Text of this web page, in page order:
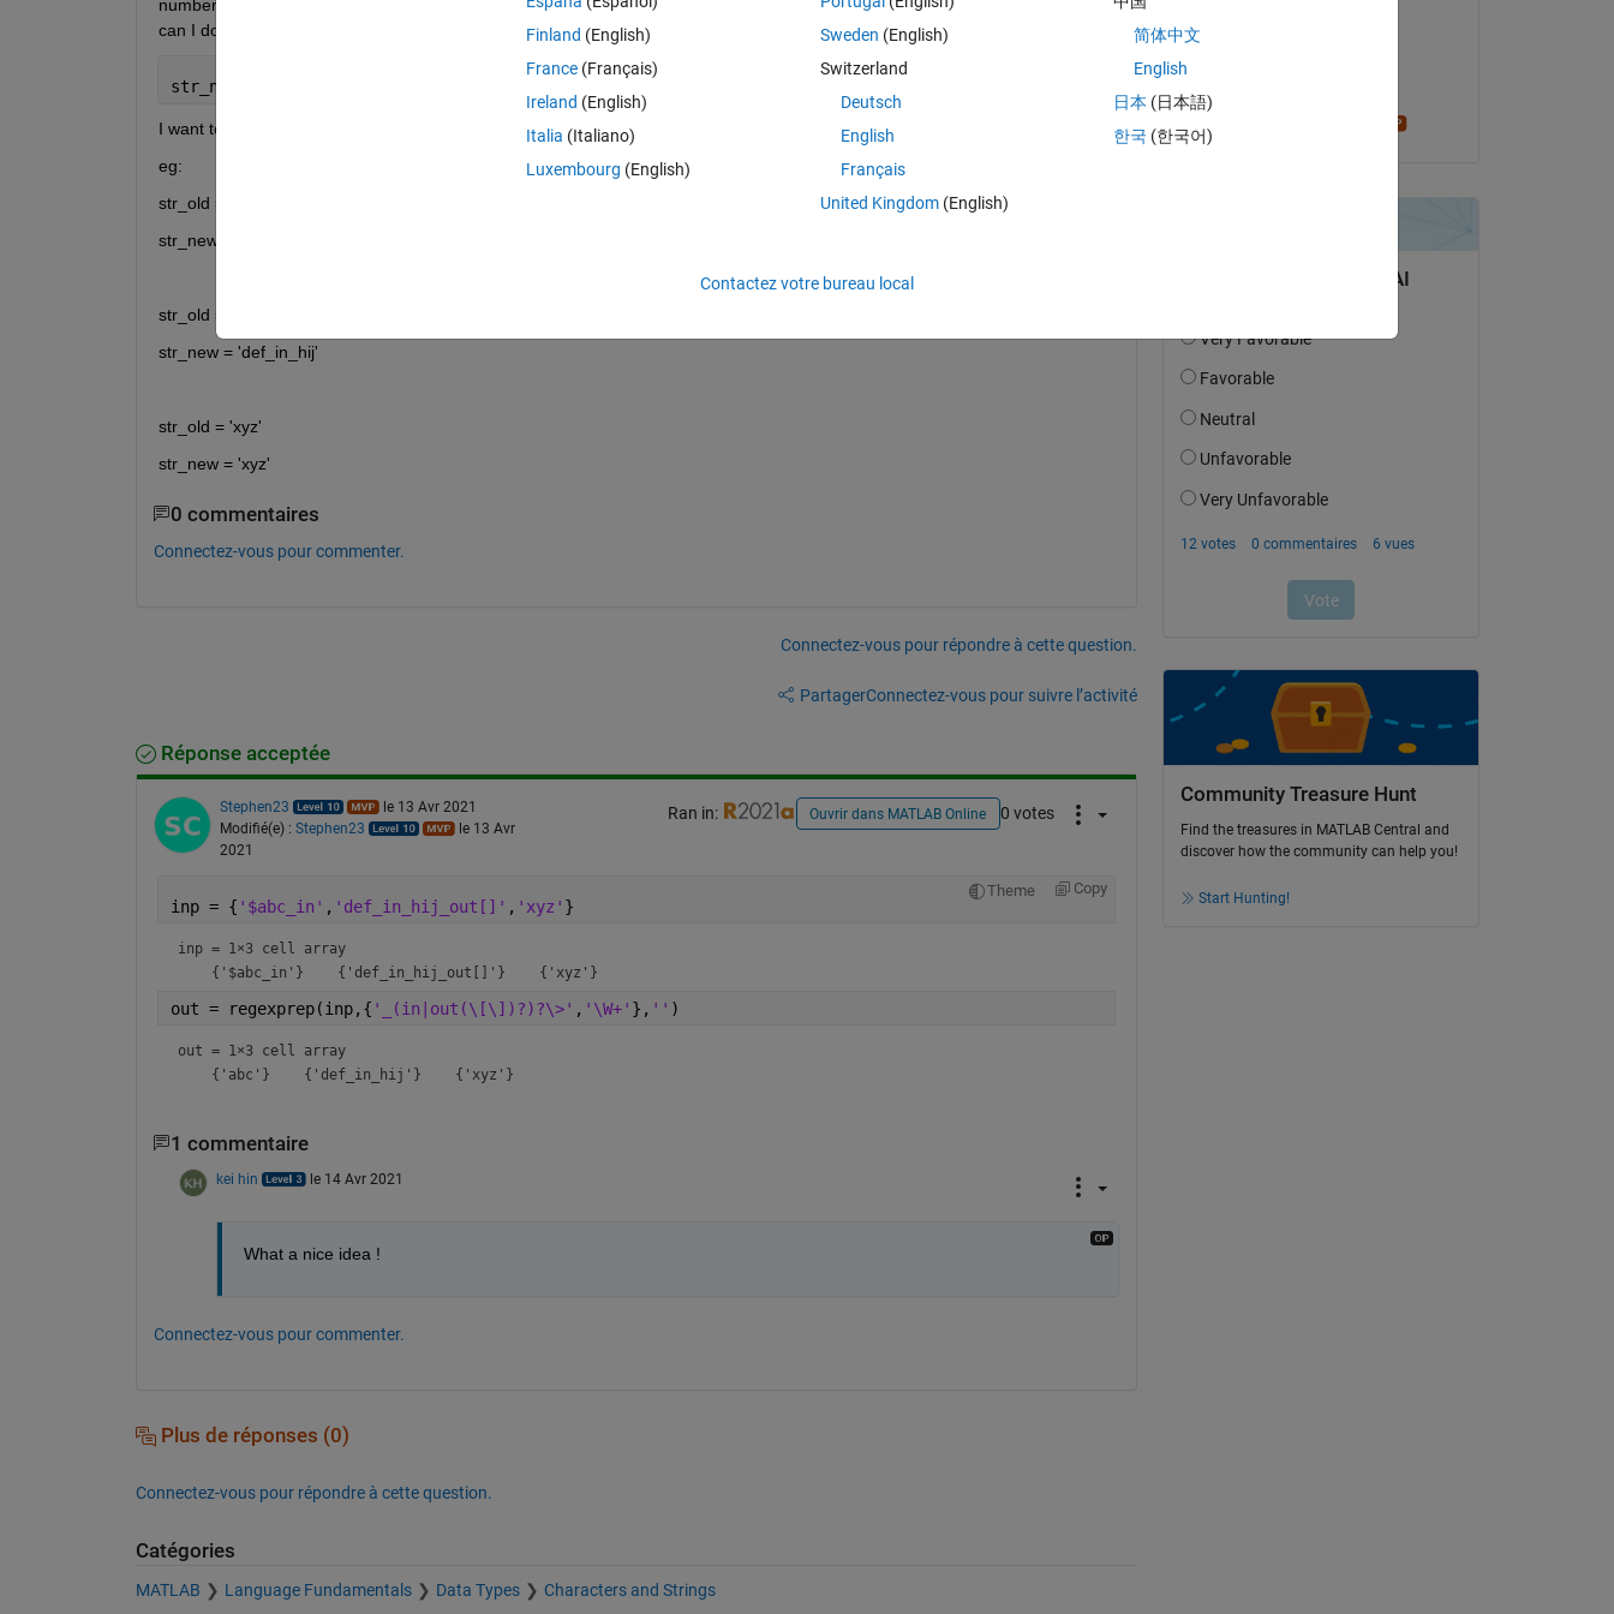
numbers and underscores and end with letters or numbers, but the suffix needs to exclude '_' or '_in' or '_out' or '_out[]', how
can I do that? Thanks.
str_new = regexp(str_old,
I want to use '^' to exclude string in '[ ]' , but it is distinguish only one letter or another...
eg:
str_old = '$abc_in'
str_new = abc
str_old = 'def_in_hij_out[]'
str_new = 'def_in_hij'
str_old = 'xyz'
str_new = 'xyz'
0 commentaires
Connectez-vous pour commenter.
Connectez-vous pour répondre à cette question.
PartagerConnectez-vous pour suivre l’activité
Réponse acceptée
Stephen23
le 13 Avr 2021
Modifié(e) : Stephen23
le 13 Avr
2021
Ran in: Ouvrir dans MATLAB Online 0 votes
Theme Copy
inp = { '$abc_in' , 'def_in_hij_out[]' , 'xyz' }
inp = 1×3 cell array
out = regexprep(inp,{ '_(in|out(\[\])?)?\>' , '\W+' }, '' )
out = 1×3 cell array
1 commentaire
kei hin le 14 Avr 2021
What a nice idea !
Connectez-vous pour commenter.
Plus de réponses (0)
Connectez-vous pour répondre à cette question.
Catégories
MATLAB Language Fundamentals Data Types Characters and Strings
le 14 Avr 2021
Acceptée :
Community Treasure Hunt
Find the treasures in MATLAB Central and
discover how the community can help you!
Start Hunting!
Finland (English)
France (Français)
Ireland (English)
Italia (Italiano)
Luxembourg (English)
Sweden (English)
Switzerland
Deutsch
English
Français
United Kingdom(English)
简体中文
English
日本 (日本語)
한국 (한국어)
Contactez votre bureau local